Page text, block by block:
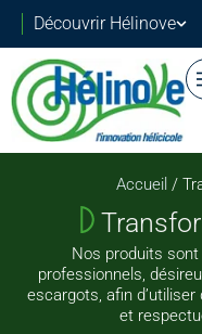
Découvrir Hélinove
Accueil /
Nos produits
professionnels,
escargots, afin
et